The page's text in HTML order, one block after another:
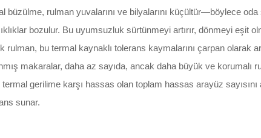
büzülme, rulman yuvalarını ve bilyalarını küçültür—böylece oda
bozulur. Bu uyumsuzluk sürtünmeyi artırır, dönmeyi eşit
rulman, bu termal kaynaklı tolerans kaymalarını çarpan olarak
makaralar, daha az sayıda, ancak daha büyük ve korumalı
gerilime karşı hassas olan toplam hassas arayüz sayısını
sunar.